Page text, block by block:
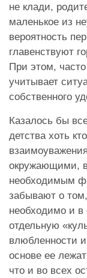
не клади,
маленькое из
вероятность
главенствуют
При этом,
учитывает
собственного
Казалось бы
детства хоть
окружающими,
необходимым
забывают о
необходимо и в
отдельную
влюбленности
основе ее
что и во всех